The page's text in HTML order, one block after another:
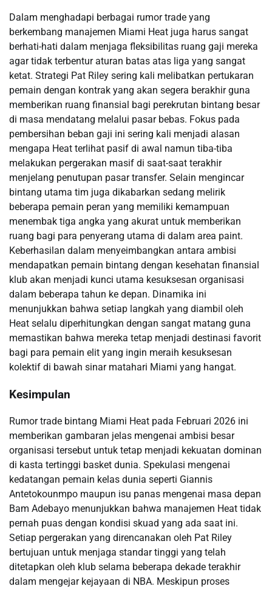
Dalam menghadapi berbagai rumor trade yang
berkembang manajemen Miami Heat juga harus sangat
berhati-hati dalam menjaga fleksibilitas ruang gaji mereka
agar tidak terbentur aturan batas atas liga yang sangat
ketat. Strategi Pat Riley sering kali melibatkan pertukaran
pemain dengan kontrak yang akan segera berakhir guna
memberikan ruang finansial bagi perekrutan bintang besar
di masa mendatang melalui pasar bebas. Fokus pada
pembersihan beban gaji ini sering kali menjadi alasan
mengapa Heat terlihat pasif di awal namun tiba-tiba
melakukan pergerakan masif di saat-saat terakhir
menjelang penutupan pasar transfer. Selain mengincar
bintang utama tim juga dikabarkan sedang melirik
beberapa pemain peran yang memiliki kemampuan
menembak tiga angka yang akurat untuk memberikan
ruang bagi para penyerang utama di dalam area paint.
Keberhasilan dalam menyeimbangkan antara ambisi
mendapatkan pemain bintang dengan kesehatan finansial
klub akan menjadi kunci utama kesuksesan organisasi
dalam beberapa tahun ke depan. Dinamika ini
menunjukkan bahwa setiap langkah yang diambil oleh
Heat selalu diperhitungkan dengan sangat matang guna
memastikan bahwa mereka tetap menjadi destinasi favorit
bagi para pemain elit yang ingin meraih kesuksesan
kolektif di bawah sinar matahari Miami yang hangat.
Kesimpulan
Rumor trade bintang Miami Heat pada Februari 2026 ini
memberikan gambaran jelas mengenai ambisi besar
organisasi tersebut untuk tetap menjadi kekuatan dominan
di kasta tertinggi basket dunia. Spekulasi mengenai
kedatangan pemain kelas dunia seperti Giannis
Antetokounmpo maupun isu panas mengenai masa depan
Bam Adebayo menunjukkan bahwa manajemen Heat tidak
pernah puas dengan kondisi skuad yang ada saat ini.
Setiap pergerakan yang direncanakan oleh Pat Riley
bertujuan untuk menjaga standar tinggi yang telah
ditetapkan oleh klub selama beberapa dekade terakhir
dalam mengejar kejayaan di NBA. Meskipun proses